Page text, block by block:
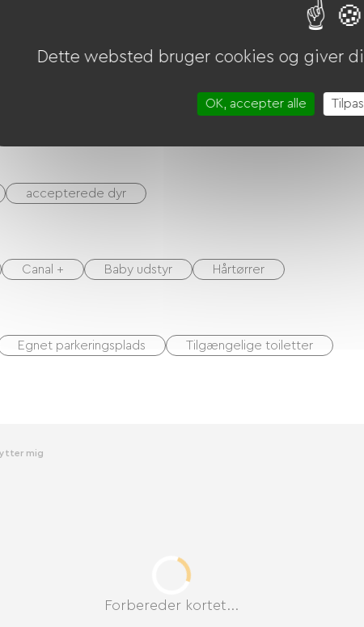
Feriekuponer (ANCV)
måltidsbilletter
accepterede dyr
Canal + Baby udstyr Hårtørrer
Egnet parkeringsplads Tilgængelige toiletter
Forbereder kortet...
mig
Dette websted bruger cookies og giver
OK, accepter alle Tilpas